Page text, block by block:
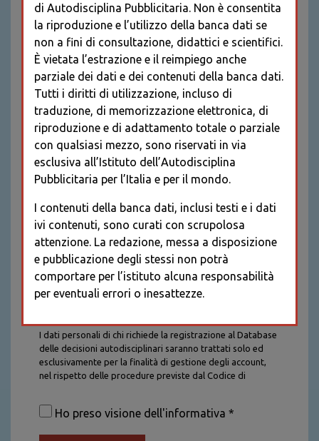
OBBLIGATORI
I dati personali di chi richiede la registrazione al Database
delle decisioni autodisciplinari saranno trattati solo ed
esclusivamente per la finalità di gestione degli account,
nel rispetto delle procedure previste dal Codice di
saranno trattati con tutte le cautele richieste dalla legge e
saranno conservati per la durata stabilita caso per caso
Ho preso visione dell'informativa *
di Autodisciplina Pubblicitaria. Non è consentita
la riproduzione e l’utilizzo della banca dati se
non a fini di consultazione, didattici e scientifici.
È vietata l’estrazione e il reimpiego anche
parziale dei dati e dei contenuti della banca dati.
Tutti i diritti di utilizzazione, incluso di
traduzione, di memorizzazione elettronica, di
riproduzione e di adattamento totale o parziale
con qualsiasi mezzo, sono riservati in via
esclusiva all’Istituto dell’Autodisciplina
Pubblicitaria per l’Italia e per il mondo.
I contenuti della banca dati, inclusi testi e i dati
ivi contenuti, sono curati con scrupolosa
attenzione. La redazione, messa a disposizione
e pubblicazione degli stessi non potrà
comportare per l’istituto alcuna responsabilità
per eventuali errori o inesattezze.